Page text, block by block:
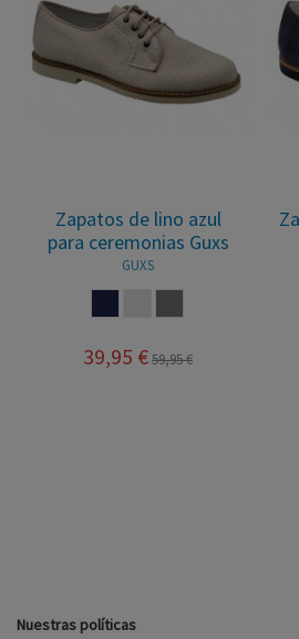
Zapatos de lino azul
para ceremonias Guxs
GUXS
39,95 €59,95 €
Nuestras políticas